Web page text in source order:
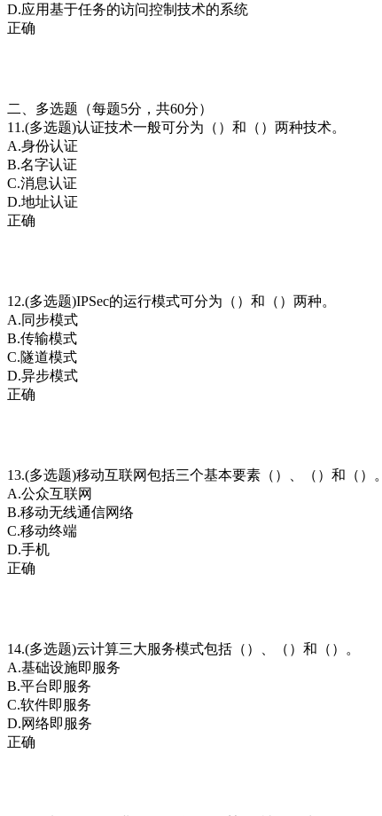
D.应用基于任务的访问控制技术的系统
正确
二、多选题（每题5分，共60分）
11.(多选题)认证技术一般可分为（）和（）两种技术。
A.身份认证
B.名字认证
C.消息认证
D.地址认证
正确
12.(多选题)IPSec的运行模式可分为（）和（）两种。
A.同步模式
B.传输模式
C.隧道模式
D.异步模式
正确
13.(多选题)移动互联网包括三个基本要素（）、（）和（）。
A.公众互联网
B.移动无线通信网络
C.移动终端
D.手机
正确
14.(多选题)云计算三大服务模式包括（）、（）和（）。
A.基础设施即服务
B.平台即服务
C.软件即服务
D.网络即服务
正确